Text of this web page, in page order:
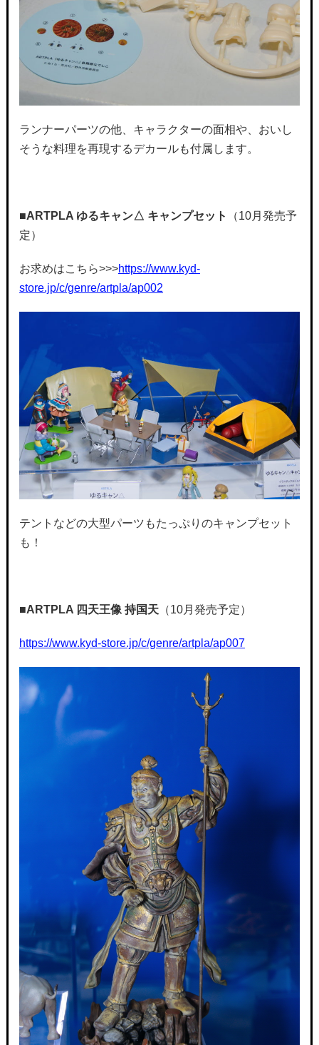
ランナーパーツの他、キャラクターの面相や、おいし
そうな料理を再現するデカールも付属します。
■ARTPLA ゆるキャン△ キャンプセット
（10月発売予
定）
お求めはこちら>>>https://www.kyd-
store.jp/c/genre/artpla/ap002
テントなどの大型パーツもたっぷりのキャンプセット
も！
■ARTPLA 四天王像 持国天（10月発売予定）
https://www.kyd-store.jp/c/genre/artpla/ap007